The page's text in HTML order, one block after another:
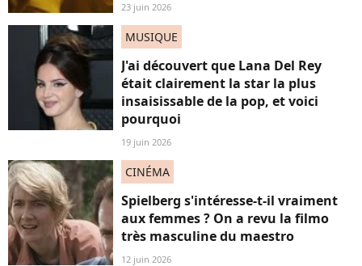
23 juin 2026
MUSIQUE
J'ai découvert que Lana Del Rey
était clairement la star la plus
insaisissable de la pop, et voici
pourquoi
19 juin 2026
CINÉMA
Spielberg s'intéresse-t-il vraiment
aux femmes ? On a revu la filmo
très masculine du maestro
12 juin 2026